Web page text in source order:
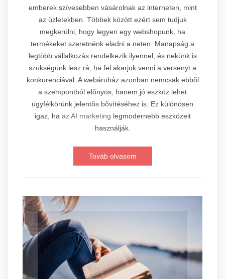
emberek szívesebben vásárolnak az interneten, mint
az üzletekben. Többek között ezért sem tudjuk
megkerülni, hogy legyen egy webshopunk, ha
termékeket szeretnénk eladni a neten. Manapság a
legtöbb vállalkozás rendelkezik ilyennel, és nekünk is
szükségünk lesz rá, ha fel akarjuk venni a versenyt a
konkurenciával. A webáruház azonban nemcsak ebbõl
a szempontból elõnyös, hanem jó eszköz lehet
ügyfélkörünk jelentõs bõvítéséhez is. Ez különösen
igaz, ha az AI marketing legmodernebb eszközeit
használják.
Továb olvasom